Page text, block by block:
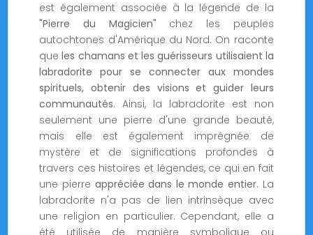
est également associée à la légende de la
"Pierre du Magicien" chez les peuples
autochtones d'Amérique du Nord. On raconte
queles chamans et les guérisseurs utilisaient la
labradorite pour se connecter aux mondes
spirituels, obtenir des visions et guider leurs
communautés. Ainsi, la labradorite est non
seulement une pierre d'une grande beauté,
mais elle est également imprégnée de
mystère et de significations profondes à
travers ces histoires et légendes, ce qui en fait
une pierre appréciée dans le monde entier. La
labradorite n'a pas de lien intrinsèque avec
une religion en particulier. Cependant, elle a
été utilisée de manière symbolique ou